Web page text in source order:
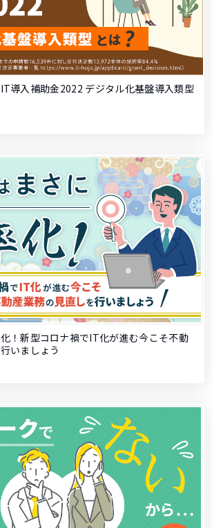
導入補助金2022 デジタル化基盤導入類型
！新型コロナ禍でIT化が進む今こそ不動
いましょう